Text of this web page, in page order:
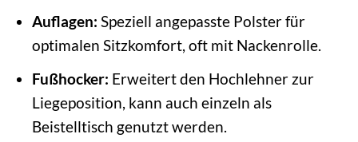
Auflagen: Speziell angepasste Polster für
optimalen Sitzkomfort, oft mit Nackenrolle.
Fußhocker: Erweitert den Hochlehner zur
Liegeposition, kann auch einzeln als
Beistelltisch genutzt werden.